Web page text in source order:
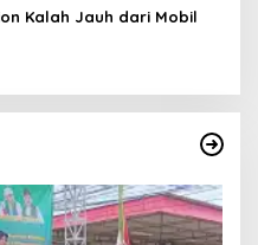
Kalah Jauh dari Mobil